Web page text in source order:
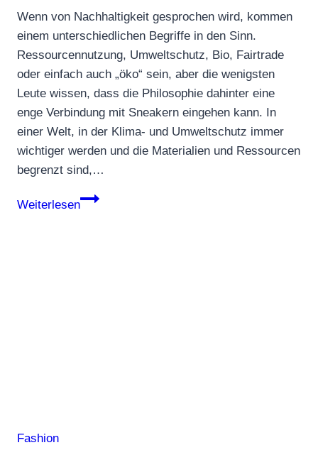
Wenn von Nachhaltigkeit gesprochen wird, kommen
einem unterschiedlichen Begriffe in den Sinn.
Ressourcennutzung, Umweltschutz, Bio, Fairtrade
oder einfach auch „öko“ sein, aber die wenigsten
Leute wissen, dass die Philosophie dahinter eine
enge Verbindung mit Sneakern eingehen kann. In
einer Welt, in der Klima- und Umweltschutz immer
wichtiger werden und die Materialien und Ressourcen
begrenzt sind,…
Weiterlesen
Sneaker
Fashion